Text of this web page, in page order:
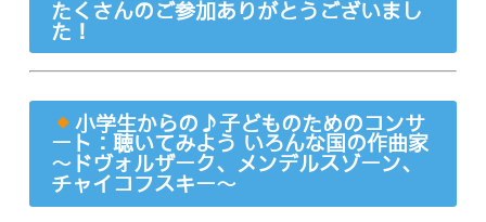
たくさんのご参加ありがとうございまし
た！
小学生からの♪子どものためのコンサ
ート：聴いてみよう いろんな国の作曲家
～ドヴォルザーク、メンデルスゾーン、
チャイコフスキー～